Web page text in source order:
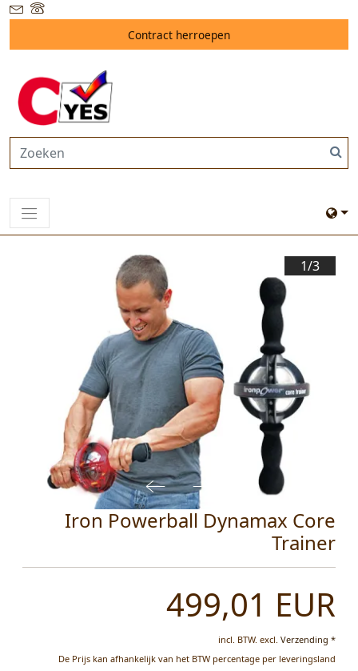
Contract herroepen
1/3
Iron Powerball Dynamax Core
Trainer
499,01 EUR
incl. BTW. excl. Verzending *
De Prijs kan afhankelijk van het BTW percentage per leveringsland